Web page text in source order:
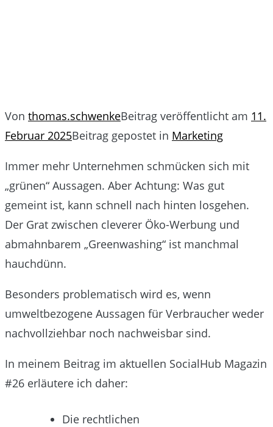
Von thomas.schwenkeBeitrag veröffentlicht am 11.
Februar 2025Beitrag gepostet in Marketing
Immer mehr Unternehmen schmücken sich mit
„grünen“ Aussagen. Aber Achtung: Was gut
gemeint ist, kann schnell nach hinten losgehen.
Der Grat zwischen cleverer Öko-Werbung und
abmahnbarem „Greenwashing“ ist manchmal
hauchdünn.
Besonders problematisch wird es, wenn
umweltbezogene Aussagen für Verbraucher weder
nachvollziehbar noch nachweisbar sind.
In meinem Beitrag im aktuellen SocialHub Magazin
#26 erläutere ich daher:
Die rechtlichen